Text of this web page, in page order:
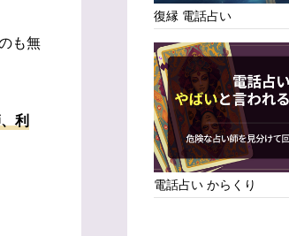
も無
利
復縁 電話占い
電話占い からくり